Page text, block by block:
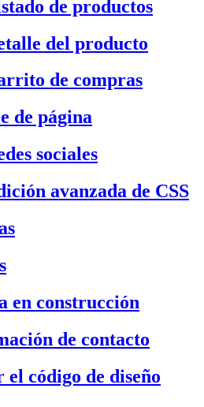
de productos
del producto
de compras
de página
sociales
avanzada de CSS
en construcción
de contacto
código de diseño